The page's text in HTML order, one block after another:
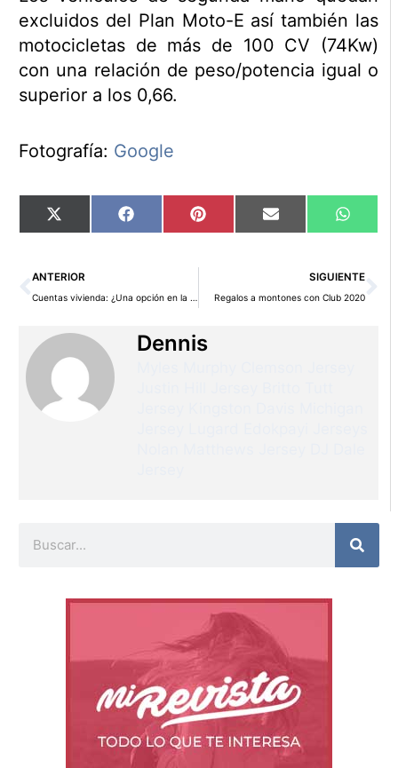
excluidos del Plan Moto-E así también las
motocicletas de más de 100 CV (74Kw)
con una relación de peso/potencia igual o
superior a los 0,66.
Fotografía: Google
Compartir
en
X
(Twitter)
Compartir
en
Facebook Compartir
en
Pinterest Compartir
en
Email
en
Ant
ANTERIOR
Cuentas vivienda: ¿Una opción en la crisis?
SIGUIENTE
Regalos a montones con Club 2020
Dennis